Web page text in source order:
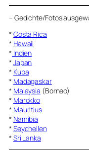
– Gedichte/Fotos
* Costa Rica
* Hawaii
* Indien
* Japan
* Kuba
* Madagaskar
* Malaysia (Borneo)
* Marokko
* Mauritius
* Namibia
* Seychellen
* Sri Lanka